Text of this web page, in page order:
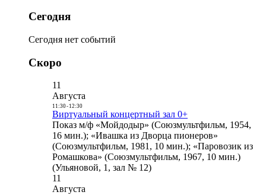
Сегодня
Сегодня нет событий
Скоро
11
Августа
11:30- 12:30
Виртуальный концертный зал 0+
Показ м/ф «Мойдодыр» (Союзмультфильм, 1954,
16 мин.); «Ивашка из Дворца пионеров»
(Союзмультфильм, 1981, 10 мин.); «Паровозик из
Ромашкова» (Союзмультфильм, 1967, 10 мин.)
(Ульяновой, 1, зал № 12)
11
Августа